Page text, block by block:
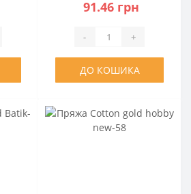
91.46 грн
- +
ДО КОШИКА